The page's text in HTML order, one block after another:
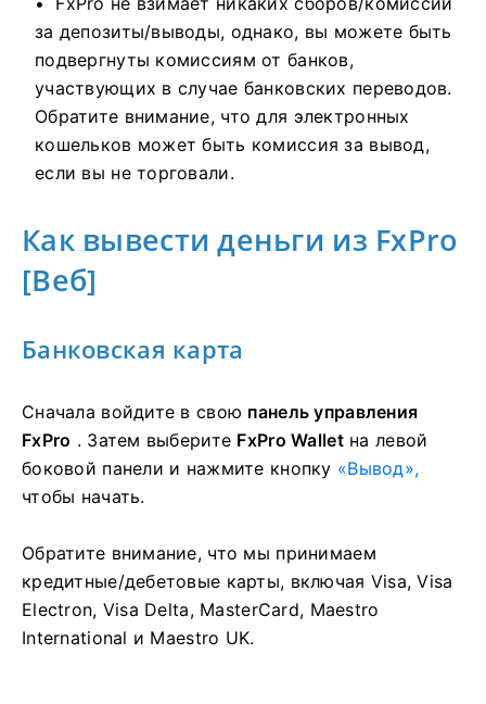
за депозиты/выводы, однако, вы можете быть
подвергнуты комиссиям от банков,
участвующих в случае банковских переводов.
Обратите внимание, что для электронных
кошельков может быть комиссия за вывод,
если вы не торговали.
Как вывести деньги из FxPro
[Веб]
Банковская карта
Сначала войдите в свою панель управления
FxPro . Затем выберите FxPro Walletна левой
боковой панели и нажмите кнопку «Вывод»,
чтобы начать.
Обратите внимание, что мы принимаем
кредитные/дебетовые карты, включая Visa, Visa
Electron, Visa Delta, MasterCard, Maestro
International и Maestro UK.